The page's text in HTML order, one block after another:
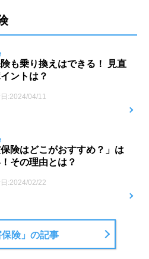
も乗り換えはできる！ 見直
ントは？
:2024/04/11
保険はどこがおすすめ？」は
その理由とは？
:2024/02/22
保険」の記事